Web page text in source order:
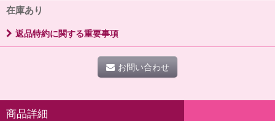
在庫あり
返品特約に関する重要事項
お問い合わせ
商品詳細